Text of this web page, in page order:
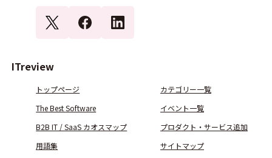
ITreview
トップページ
カテゴリー一覧
The Best Software
イベント一覧
B2B IT / SaaS カオスマップ
プロダクト・サービス追加
用語集
サイトマップ